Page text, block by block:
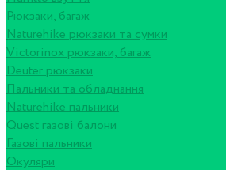
Рюкзаки, багаж
Naturehike рюкзаки та сумки
Victorinox рюкзаки, багаж
Deuter рюкзаки
Пальники та обладнання
Naturehike пальники
Quest газові балони
Газові пальники
Окуляри